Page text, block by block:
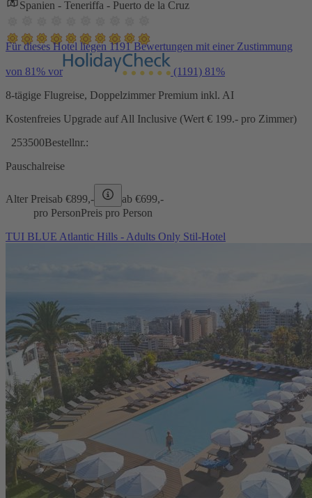
Spanien - Teneriffa - Puerto de la Cruz
Für dieses Hotel liegen 1191 Bewertungen mit einer Zustimmung
von 81% vor (1191) 81%
8-tägige Flugreise, Doppelzimmer Premium inkl. AI
Kostenfreies Upgrade auf All Inclusive (Wert € 199.- pro Zimmer)
253500Bestellnr.:
Pauschalreise
Alter Preisab €899,- ab €699,-
pro PersonPreis pro Person
TUI BLUE Atlantic Hills - Adults Only Stil-Hotel